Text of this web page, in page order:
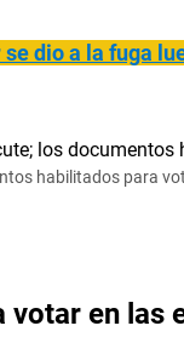
se dio a la fuga
habilitados para
en las